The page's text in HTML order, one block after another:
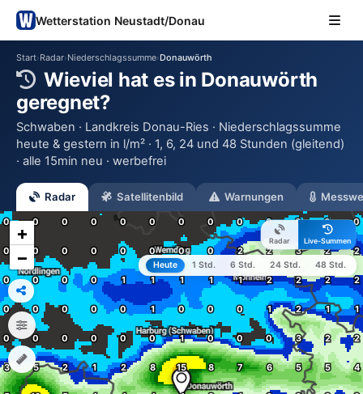
Wetterstation Neustadt/Donau
Start›Radar›Niederschlagssumme›Donauwörth
Wieviel hat es in Donauwörth
geregnet?
Schwaben · Landkreis Donau-Ries · Niederschlagssumme
heute & gestern in l/m² · 1, 6, 24 und 48 Stunden (gleitend)
· alle 15min neu · werbefrei
Radar Satellitenbild Warnungen
Radar Live-Summen
Heute 1 Std. 6 Std. 24 Std. 48 Std.
+
−